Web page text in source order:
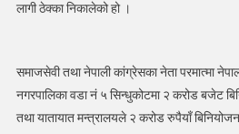
लागी ठेक्का निकालेको हो ।
समाजसेवी तथा नेपाली कांग्रेसका नेता परमात्मा
नगरपालिका वडा नं ५ सिन्धुकोटमा २ करोड बजेट
तथा यातायात मन्त्रालयले २ करोड रुपैयाँ